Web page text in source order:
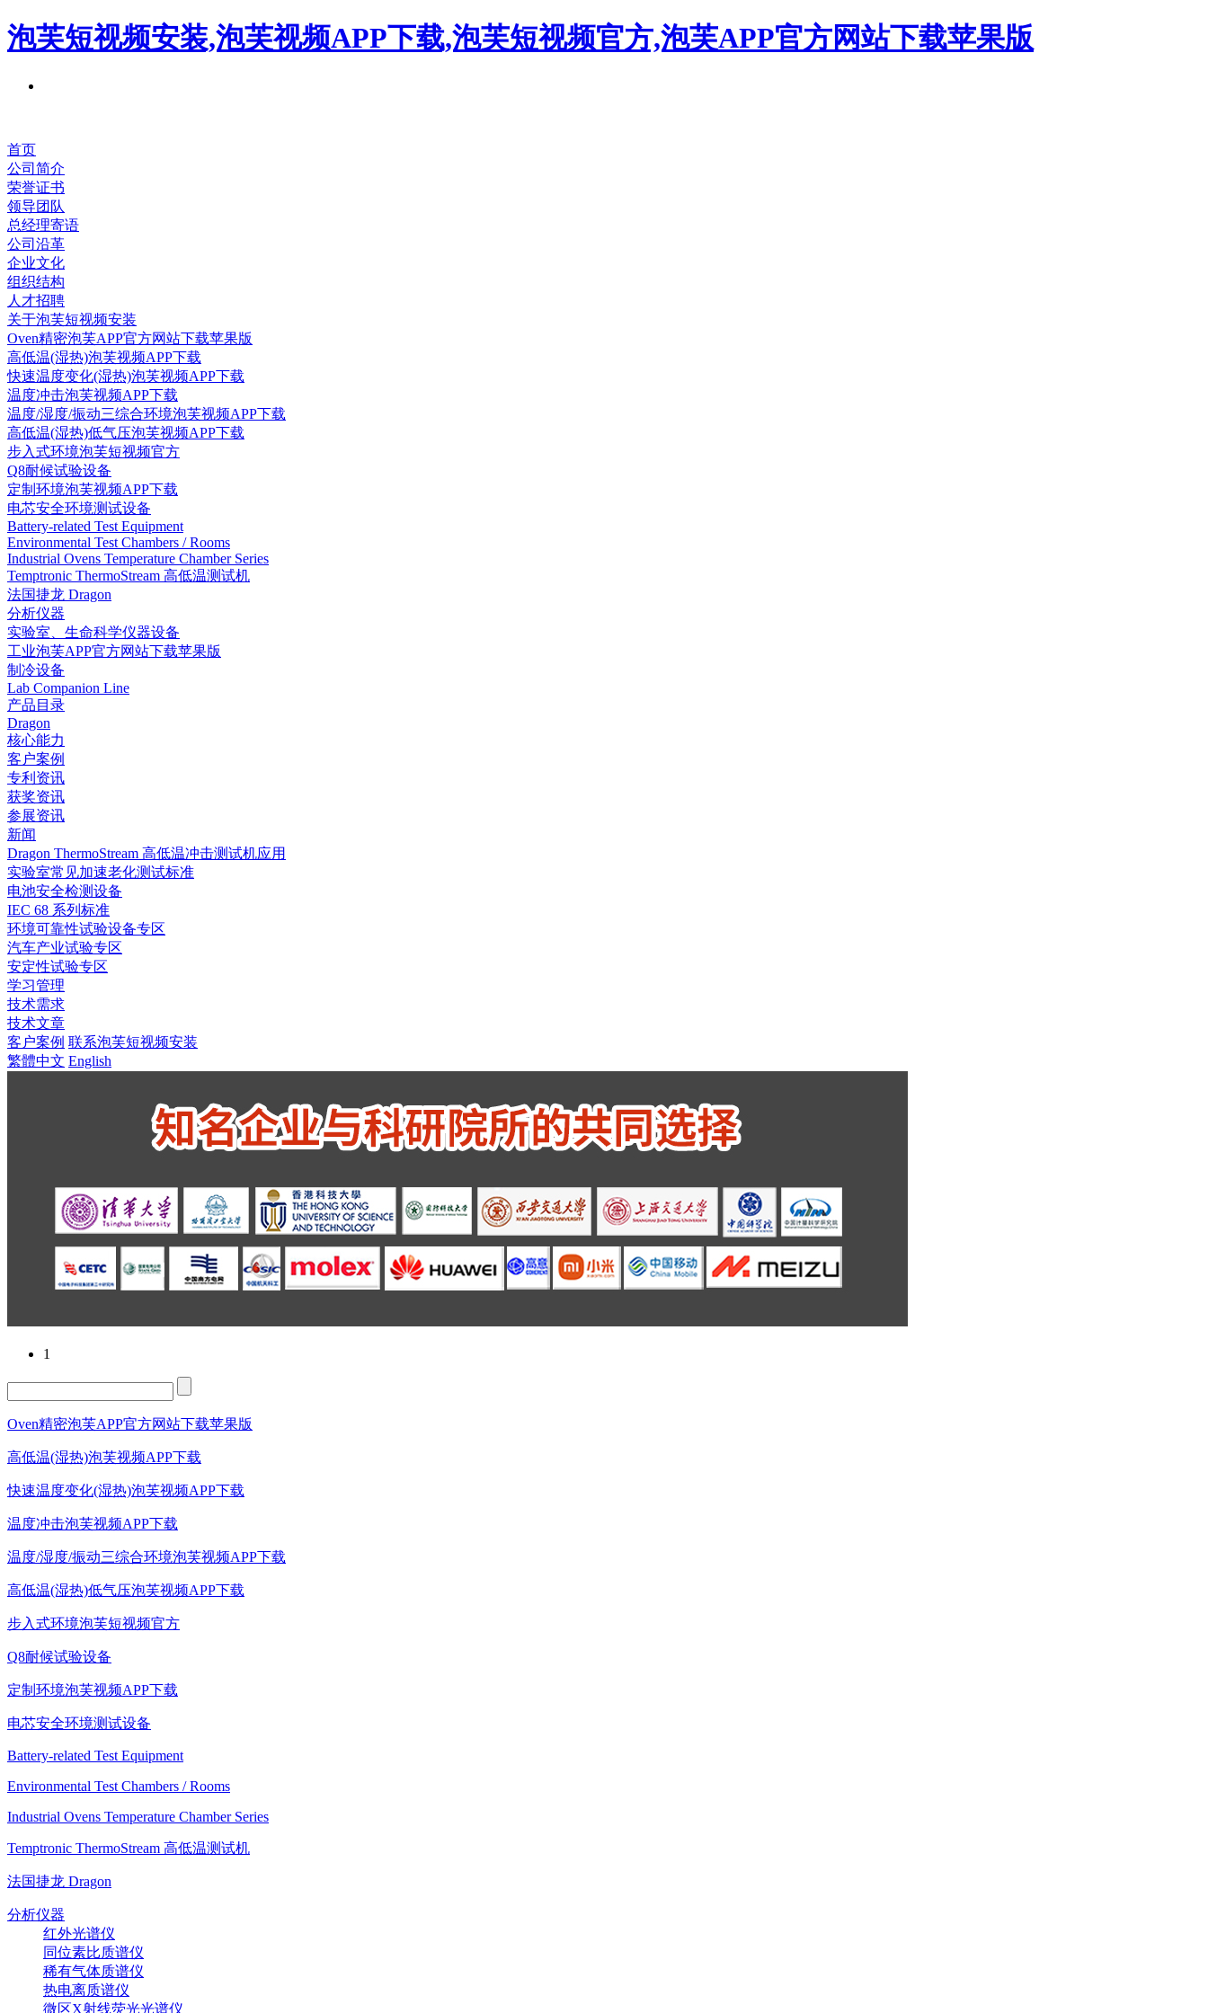
泡芙短视频安装,泡芙视频APP下载,泡芙短视频官方,泡芙APP官方网站下载苹果版
首页
公司简介
荣誉证书
领导团队
总经理寄语
公司沿革
企业文化
组织结构
人才招聘
关于泡芙短视频安装
Oven精密泡芙APP官方网站下载苹果版
高低温(湿热)泡芙视频APP下载
快速温度变化(湿热)泡芙视频APP下载
温度冲击泡芙视频APP下载
温度/湿度/振动三综合环境泡芙视频APP下载
高低温(湿热)低气压泡芙视频APP下载
步入式环境泡芙短视频官方
Q8耐候试验设备
定制环境泡芙视频APP下载
电芯安全环境测试设备
Battery-related Test Equipment
Environmental Test Chambers / Rooms
Industrial Ovens Temperature Chamber Series
Temptronic ThermoStream 高低温测试机
法国捷龙 Dragon
分析仪器
实验室、生命科学仪器设备
工业泡芙APP官方网站下载苹果版
制冷设备
Lab Companion Line
产品目录
Dragon
核心能力
客户案例
专利资讯
获奖资讯
参展资讯
新闻
Dragon ThermoStream 高低温冲击测试机应用
实验室常见加速老化测试标准
电池安全检测设备
IEC 68 系列标准
环境可靠性试验设备专区
汽车产业试验专区
安定性试验专区
学习管理
技术需求
技术文章
客户案例 联系泡芙短视频安装
繁體中文 English
1
Oven精密泡芙APP官方网站下载苹果版
高低温(湿热)泡芙视频APP下载
快速温度变化(湿热)泡芙视频APP下载
温度冲击泡芙视频APP下载
温度/湿度/振动三综合环境泡芙视频APP下载
高低温(湿热)低气压泡芙视频APP下载
步入式环境泡芙短视频官方
Q8耐候试验设备
定制环境泡芙视频APP下载
电芯安全环境测试设备
Battery-related Test Equipment
Environmental Test Chambers / Rooms
Industrial Ovens Temperature Chamber Series
Temptronic ThermoStream 高低温测试机
法国捷龙 Dragon
分析仪器
红外光谱仪
同位素比质谱仪
稀有气体质谱仪
热电离质谱仪
微区X射线荧光光谱仪